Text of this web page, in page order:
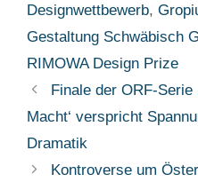
Designwettbewerb,
Gestaltung Schwäbisch
RIMOWA Design Prize
Finale der ORF-Serie
Macht‘ verspricht
Dramatik
Kontroverse um